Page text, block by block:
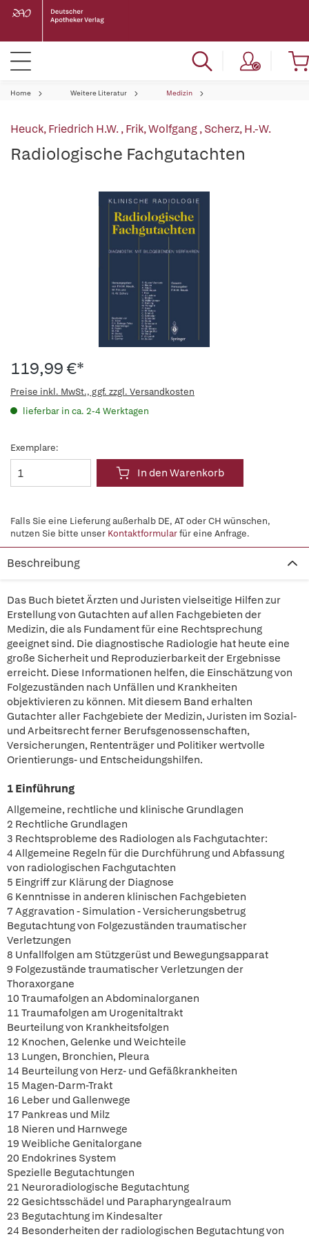
Home Weitere Literatur Medizin
Heuck, Friedrich H.W.,Frik, Wolfgang,Scherz, H.-W.
Radiologische Fachgutachten
119,99 €*
Preise inkl. MwSt., ggf. zzgl. Versandkosten
lieferbar in ca. 2-4 Werktagen
Exemplare:
In den Warenkorb
Falls Sie eine Lieferung außerhalb DE, AT oder CH wünschen,
nutzen Sie bitte unser Kontaktformularfür eine Anfrage.
Beschreibung
Das Buch bietet Ärzten und Juristen vielseitige Hilfen zur
Erstellung von Gutachten auf allen Fachgebieten der
Medizin, die als Fundament für eine Rechtsprechung
geeignet sind. Die diagnostische Radiologie hat heute eine
große Sicherheit und Reproduzierbarkeit der Ergebnisse
erreicht. Diese Informationen helfen, die Einschätzung von
Folgezuständen nach Unfällen und Krankheiten
objektivieren zu können. Mit diesem Band erhalten
Gutachter aller Fachgebiete der Medizin, Juristen im Sozial-
und Arbeitsrecht ferner Berufsgenossenschaften,
Versicherungen, Rententräger und Politiker wertvolle
Orientierungs- und Entscheidungshilfen.
1 Einführung
Allgemeine, rechtliche und klinische Grundlagen
2 Rechtliche Grundlagen
3 Rechtsprobleme des Radiologen als Fachgutachter:
4 Allgemeine Regeln für die Durchführung und Abfassung
von radiologischen Fachgutachten
5 Eingriff zur Klärung der Diagnose
6 Kenntnisse in anderen klinischen Fachgebieten
7 Aggravation - Simulation - Versicherungsbetrug
Begutachtung von Folgezuständen traumatischer
Verletzungen
8 Unfallfolgen am Stützgerüst und Bewegungsapparat
9 Folgezustände traumatischer Verletzungen der
Thoraxorgane
10 Traumafolgen an Abdominalorganen
11 Traumafolgen am Urogenitaltrakt
Beurteilung von Krankheitsfolgen
12 Knochen, Gelenke und Weichteile
13 Lungen, Bronchien, Pleura
14 Beurteilung von Herz- und Gefäßkrankheiten
15 Magen-Darm-Trakt
16 Leber und Gallenwege
17 Pankreas und Milz
18 Nieren und Harnwege
19 Weibliche Genitalorgane
20 Endokrines System
Spezielle Begutachtungen
21 Neuroradiologische Begutachtung
22 Gesichtsschädel und Parapharyngealraum
23 Begutachtung im Kindesalter
24 Besonderheiten der radiologischen Begutachtung von